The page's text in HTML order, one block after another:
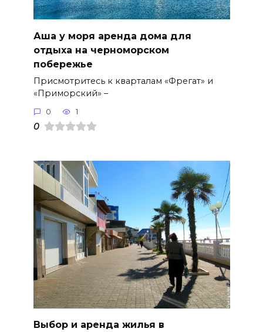
Аша у моря аренда дома для
отдыха на черноморском
побережье
Присмотритесь к кварталам «Фрегат» и
«Приморский» –
0 1
0
Выбор и аренда жилья в